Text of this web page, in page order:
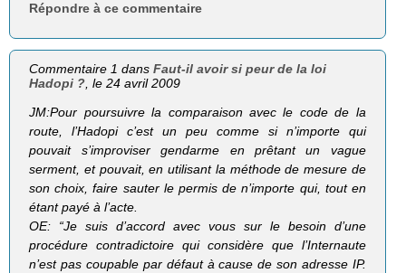
Répondre à ce commentaire
Commentaire 1 dansFaut-il avoir si peur de la loi
Hadopi ?, le 24 avril 2009
JM:Pour poursuivre la comparaison avec le code de la
route, l’Hadopi c’est un peu comme si n’importe qui
pouvait s’improviser gendarme en prêtant un vague
serment, et pouvait, en utilisant la méthode de mesure de
son choix, faire sauter le permis de n’importe qui, tout en
étant payé à l’acte.
OE: “Je suis d’accord avec vous sur le besoin d’une
procédure contradictoire qui considère que l’Internaute
n’est pas coupable par défaut à cause de son adresse IP.